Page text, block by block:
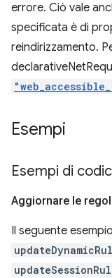
errore. Ciò vale
specificata è di
reindirizzamento.
Esempi
Esempi di
Aggiornare le
Il seguente